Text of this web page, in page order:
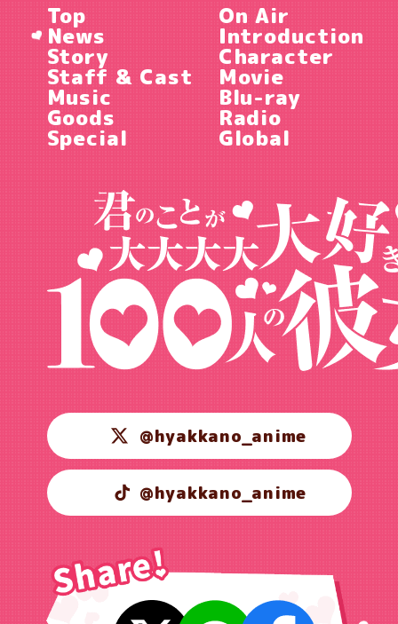
Top On Air
News Introduction
Story Character
Staff & Cast Movie
Music Blu-ray
Goods Radio
Special Global
@hyakkano_anime
@hyakkano_anime